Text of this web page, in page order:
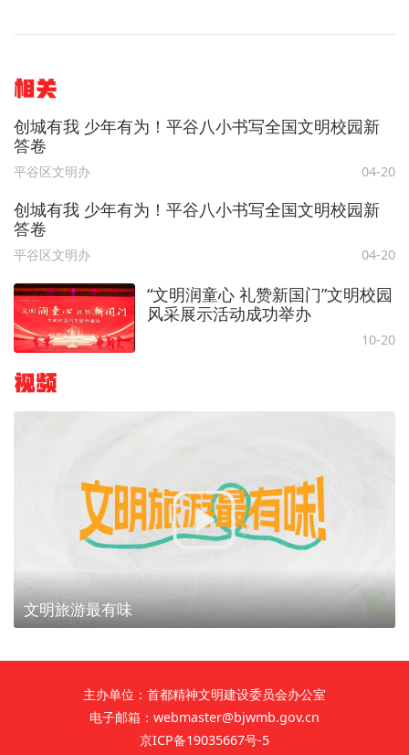
相关
创城有我 少年有为！平谷八小书写全国文明校园新
答卷
平谷区文明办 04-20
创城有我 少年有为！平谷八小书写全国文明校园新
答卷
平谷区文明办 04-20
“文明润童心 礼赞新国门”文明校园
风采展示活动成功举办
10-20
视频
文明旅游最有味
主办单位：首都精神文明建设委员会办公室
电子邮箱：webmaster@bjwmb.gov.cn
京ICP备19035667号-5